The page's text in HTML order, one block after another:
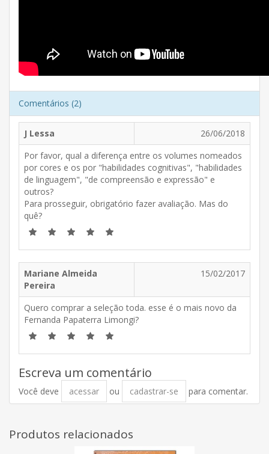
Comentários (2)
J Lessa
26/06/2018
Por favor, qual a diferença entre os volumes nomeados
por cores e os por "habilidades cognitivas", "habilidades
de linguagem", "de compreensão e expressão" e
outros?
Para prosseguir, obrigatório fazer avaliação. Mas do
quê?
Mariane Almeida
Pereira
15/02/2017
Quero comprar a seleção toda. esse é o mais novo da
Fernanda Papaterra Limongi?
Escreva um comentário
Você deve acessar ou cadastrar-se para comentar.
Produtos relacionados